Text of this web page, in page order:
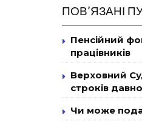
ПОВ’ЯЗАНІ
Пенсійний
працівників
Верховний
строків
Чи може